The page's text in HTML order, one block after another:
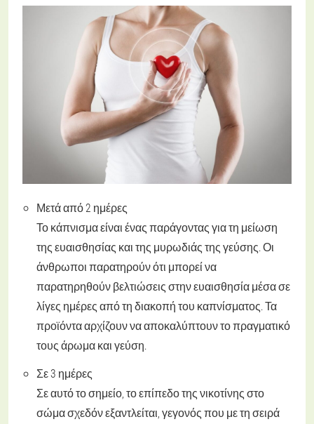
Μετά από 2 ημέρες
Το κάπνισμα είναι ένας παράγοντας για τη μείωση
της ευαισθησίας και της μυρωδιάς της γεύσης. Οι
άνθρωποι παρατηρούν ότι μπορεί να
παρατηρηθούν βελτιώσεις στην ευαισθησία μέσα σε
λίγες ημέρες από τη διακοπή του καπνίσματος. Τα
προϊόντα αρχίζουν να αποκαλύπτουν το πραγματικό
τους άρωμα και γεύση.
Σε 3 ημέρες
Σε αυτό το σημείο, το επίπεδο της νικοτίνης στο
σώμα σχεδόν εξαντλείται, γεγονός που με τη σειρά